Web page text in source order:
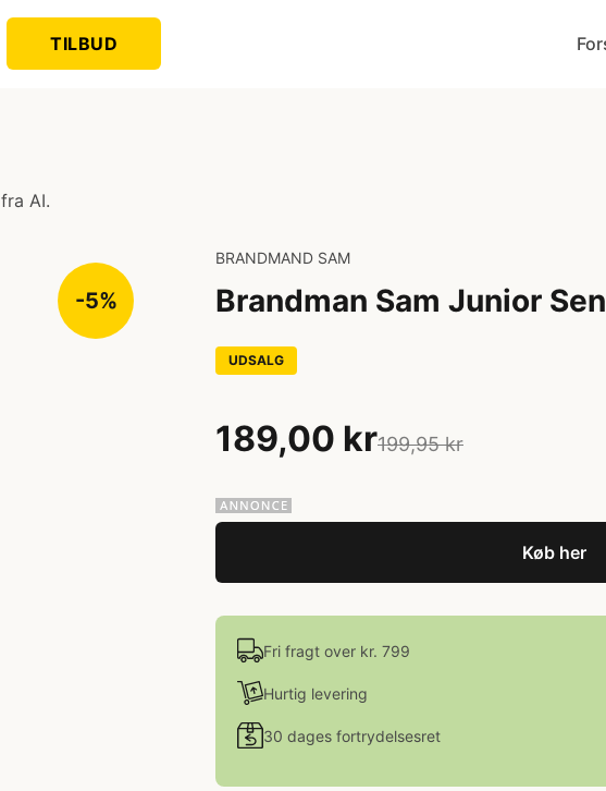
TILBUD
AI.
-5%
BRANDMAND SAM
Brandman Sam Junior
UDSALG
189,00 kr199,95 kr
Køb her
Fri fragt over kr. 799
Hurtig levering
30 dages fortrydelsesret